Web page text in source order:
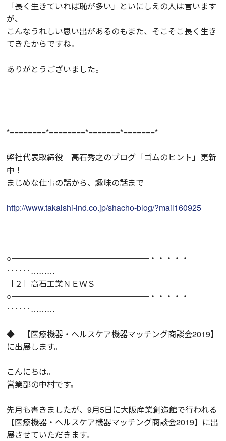
「長く生きていれば恥が多い」といにしえの人は言います
が、
こんなうれしい思い出があるのもまた、そこそこ長く生き
てきたからですね。
ありがとうございました。
*========*========*=======*=======*
弊社代表取締役 高石秀之のブログ「ゴムのヒント」更新
中！
まじめな仕事の話から、趣味の話まで
http://www.takaishi-ind.co.jp/shacho-blog/?mail160925
○━━━━━━━━━━━━━━━━━・・・・・
‥‥‥………
［２］高石工業ＮＥＷＳ
○━━━━━━━━━━━━━━━━━・・・・・
‥‥‥………
◆ 【医療機器・ヘルスケア機器マッチング商談会2019】
に出展します。
こんにちは。
営業部の中村です。
先月も書きましたが、9月5日に大阪産業創造館で行われる
【医療機器・ヘルスケア機器マッチング商談会2019】に出
展させていただきます。